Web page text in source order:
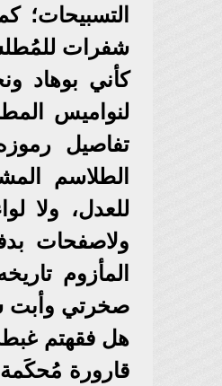
شفرات
كأني بوهاد
لنواميس
تفاصيل
الطلاسم
للعدل، ولا
ولاصفحات
المأزوم
صخرتي وأبت
هل فقهتم
قارورة